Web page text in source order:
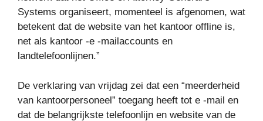
Systems organiseert, momenteel is afgenomen, wat
betekent dat de website van het kantoor offline is,
net als kantoor -e -mailaccounts en
landtelefoonlijnen.”
De verklaring van vrijdag zei dat een “meerderheid
van kantoorpersoneel” toegang heeft tot e -mail en
dat de belangrijkste telefoonlijn en website van de